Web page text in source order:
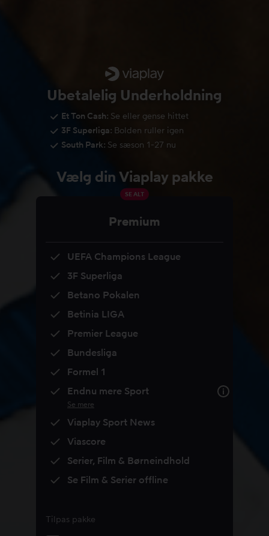
Ubetalelig Underholdning
Et Ton Cash: Se eller gense hittet
3F Superliga: Bolden ruller igen
South Park: Se sæson 1-27 nu
Vælg din Viaplay pakke
SE ALT
Premium
UEFA Champions League
3F Superliga
Betano Pokalen
Betinia LIGA
Premier League
Bundesliga
Formel 1
Endnu mere Sport
Se mere
Viaplay Sport News
Viascore
Serier, Film & Børneindhold
Se Film & Serier offline
Tilpas pakke